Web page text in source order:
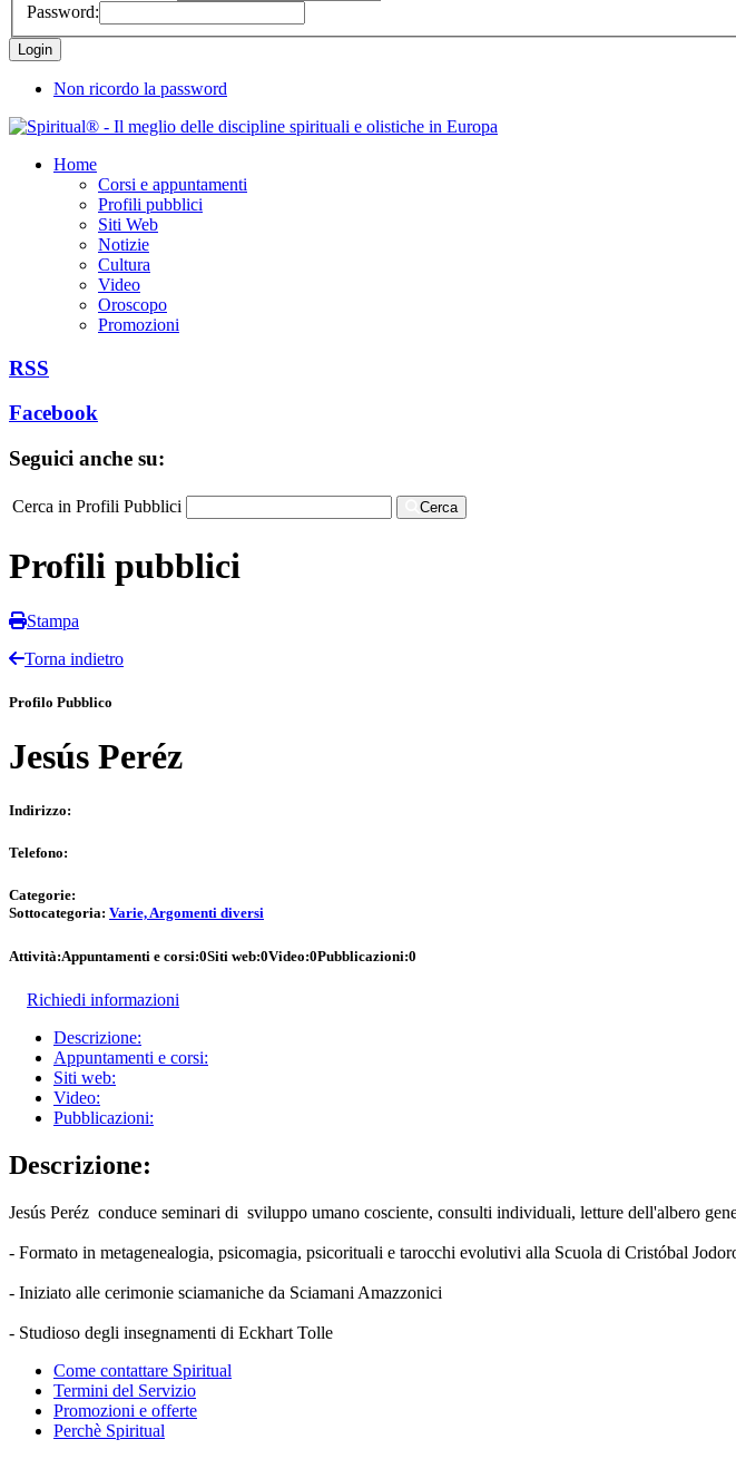
Password:
Non ricordo la password
Home
Corsi e appuntamenti
Profili pubblici
Siti Web
Notizie
Cultura
Video
Oroscopo
Promozioni
RSS
Facebook
Seguici anche su:
Cerca in Profili Pubblici Cerca
Profili pubblici
Stampa
Torna indietro
Profilo Pubblico
Jesús Peréz
Indirizzo:
Telefono:
Categorie:
Sottocategoria: Varie, Argomenti diversi
Attività:Appuntamenti e corsi:0Siti web:0Video:0Pubblicazioni:0
Richiedi informazioni
Descrizione:
Appuntamenti e corsi:
Siti web:
Video:
Pubblicazioni:
Descrizione:
Jesús Peréz conduce seminari di sviluppo umano cosciente, consulti individuali, letture dell'albero
- Formato in metagenealogia, psicomagia, psicorituali e tarocchi evolutivi alla Scuola di Cristóbal
- Iniziato alle cerimonie sciamaniche da Sciamani Amazzonici
- Studioso degli insegnamenti di Eckhart Tolle
Come contattare Spiritual
Termini del Servizio
Promozioni e offerte
Perchè Spiritual